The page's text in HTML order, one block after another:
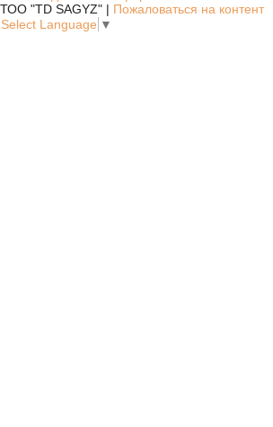
ТОО "TD SAGYZ" | Пожаловаться на контент
Select Language ▼